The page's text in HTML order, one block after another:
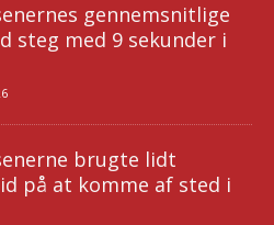
gennemsnitlige
steg med 9 sekunder i
brugte lidt
på at komme af sted i